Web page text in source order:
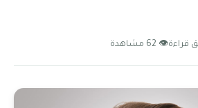
👁 62 مشاهدة